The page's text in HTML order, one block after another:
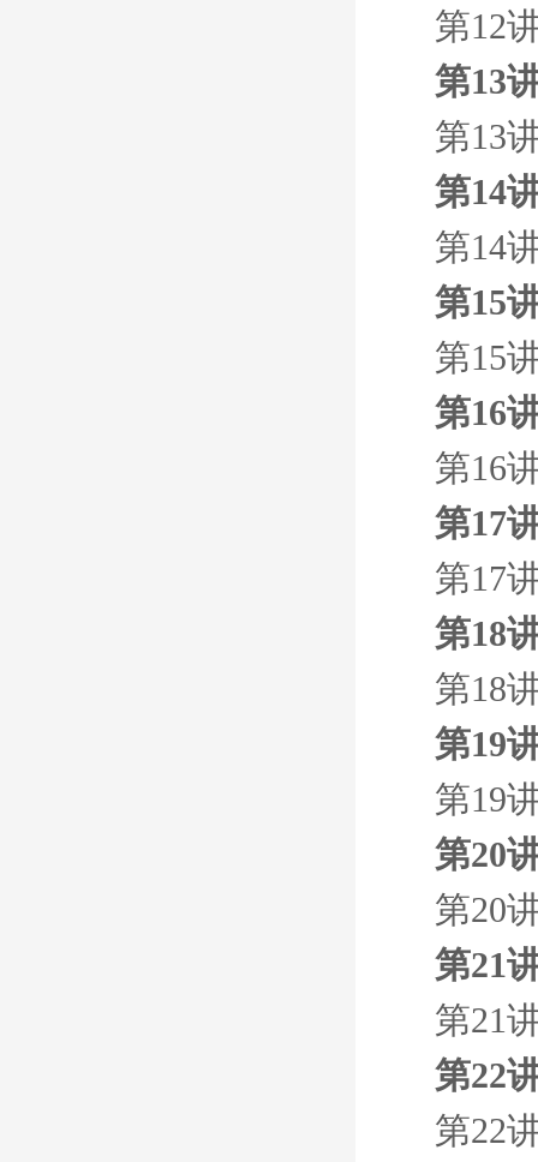
第12
第13
第13
第14
第14
第15
第15
第16
第16
第17
第17
第18
第18
第19
第19
第20
第20
第21
第21
第22
第22